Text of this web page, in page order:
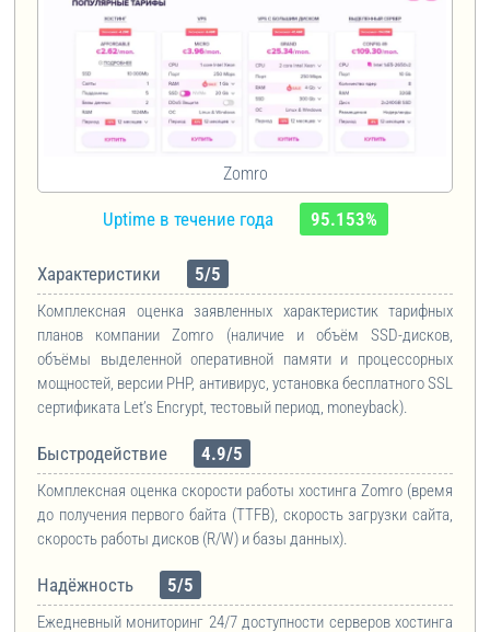
Zomro
Uptime в течение года 95.153%
Характеристики 5/5
Комплексная оценка заявленных характеристик тарифных
планов компании Zomro (наличие и объём SSD-дисков,
объёмы выделенной оперативной памяти и процессорных
мощностей, версии PHP, антивирус, установка бесплатного SSL
сертификата Let’s Encrypt, тестовый период, moneyback).
Быстродействие 4.9/5
Комплексная оценка скорости работы хостинга Zomro (время
до получения первого байта (TTFB), скорость загрузки сайта,
скорость работы дисков (R/W) и базы данных).
Надёжность 5/5
Ежедневный мониторинг 24/7 доступности серверов хостинга